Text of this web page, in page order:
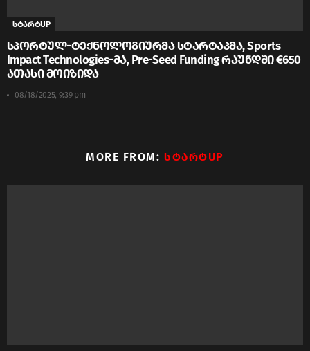
სტარტUP
სპორტულ-ტექნოლოგიურმა სტარტაპმა, Sports
Impact Technologies-მა, Pre-Seed Funding რაუნდში €650
ათასი მოიზიდა
08/18/2025, 9:39 pm
MORE FROM:ᲡᲢᲐᲠᲢUP